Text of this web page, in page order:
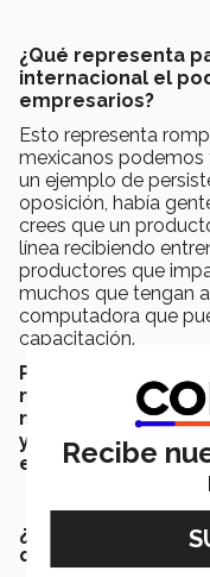
¿Qué representa
internacional el
empresarios?
Esto representa
mexicanos podemos
un ejemplo de
oposición, había
crees que un
línea recibiendo
productores que
muchos que tengan
computadora que
capacitación.
Para nosotros es
más que nada es
nosotros
y no solo
educación.
¿Además del Plan
que se capacite a
Recibe